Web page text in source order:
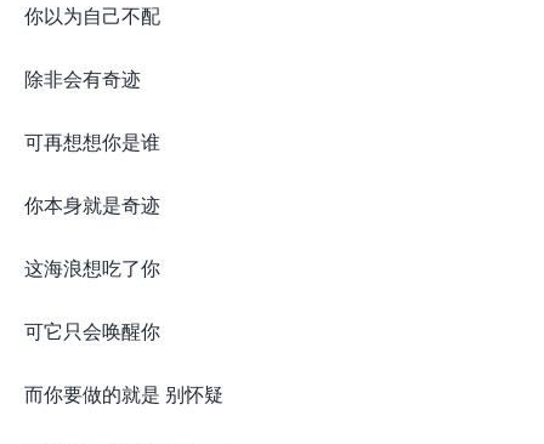
你以为自己不配
除非会有奇迹
可再想想你是谁
你本身就是奇迹
这海浪想吃了你
可它只会唤醒你
而你要做的就是 别怀疑